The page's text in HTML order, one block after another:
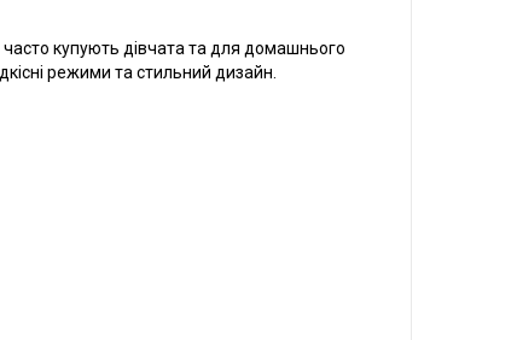
купують дівчата та для домашнього
режими та стильний дизайн.